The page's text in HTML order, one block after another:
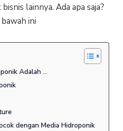
lainnya. Ada apa saja?
ini
Adalah ...
dengan Media Hidroponik